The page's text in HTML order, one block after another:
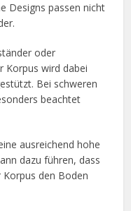
Designs passen nicht
oder
Korpus wird dabei
Bei schweren
beachtet
ausreichend hohe
dazu führen, dass
den Boden